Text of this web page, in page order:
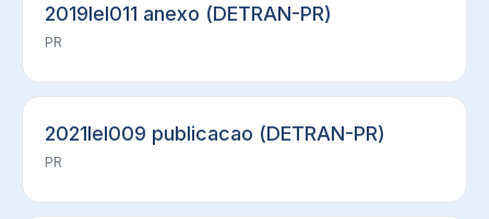
2019lel011 anexo (DETRAN-PR)
PR
2021lel009 publicacao (DETRAN-PR)
PR